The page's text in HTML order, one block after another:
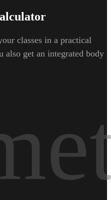
classes in a practical
also get an integrated body